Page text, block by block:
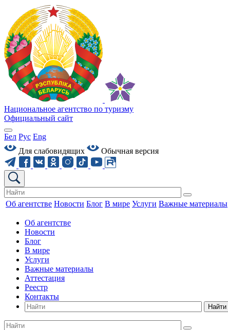
Национальное агентство по туризму
Официальный сайт
Бел Рус Eng
Для слабовидящих
Обычная версия
Об агентстве Новости Блог В мире Услуги Важные материалы
Об агентстве
Новости
Блог
В мире
Услуги
Важные материалы
Аттестация
Реестр
Контакты
Найти